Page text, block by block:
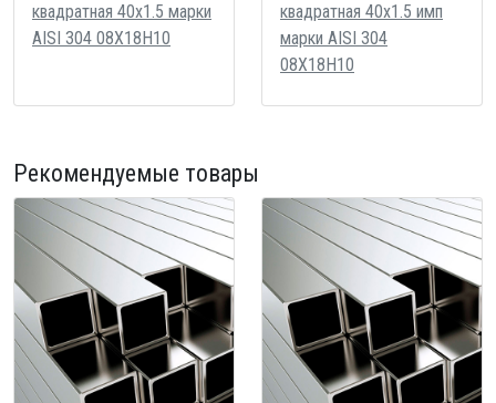
квадратная 40х1.5 марки
AISI 304 08Х18Н10
квадратная 40х1.5 имп
марки AISI 304
08Х18Н10
Рекомендуемые товары